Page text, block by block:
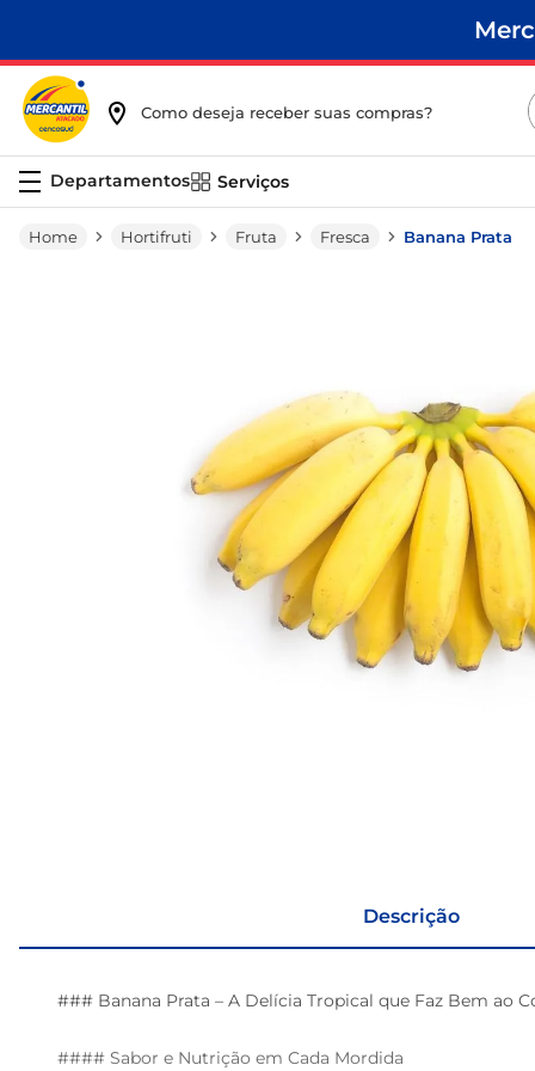
Como deseja receber suas compras?
Serviços
Hortifruti Fruta Fresca Banana Prata
Descrição
### Banana Prata – A Delícia Tropical que Faz Bem ao
#### Sabor e Nutrição em Cada Mordida